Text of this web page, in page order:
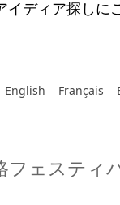
イディア探しに
English Français
フェスティ